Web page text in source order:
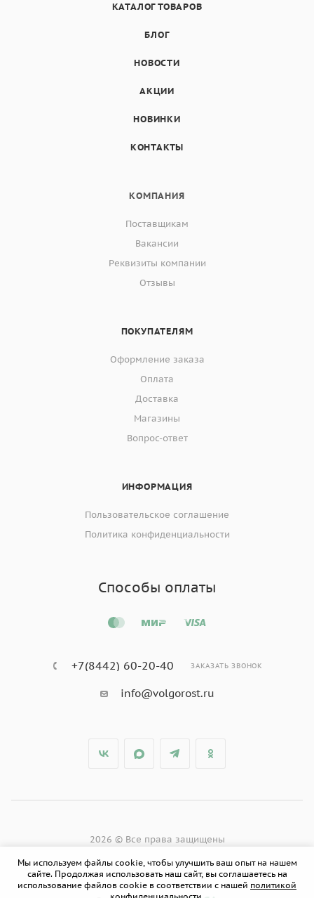
КАТАЛОГ ТОВАРОВ
БЛОГ
НОВОСТИ
АКЦИИ
НОВИНКИ
КОНТАКТЫ
КОМПАНИЯ
Поставщикам
Вакансии
Реквизиты компании
Отзывы
ПОКУПАТЕЛЯМ
Оформление заказа
Оплата
Доставка
Магазины
Вопрос-ответ
ИНФОРМАЦИЯ
Пользовательское соглашение
Политика конфиденциальности
Способы оплаты
+7(8442) 60-20-40 ЗАКАЗАТЬ ЗВОНОК
info@volgorost.ru
2026 © Все права защищены
Мы используем файлы cookie, чтобы улучшить ваш опыт на нашем
сайте. Продолжая использовать наш сайт, вы соглашаетесь на
использование файлов cookie в соответствии с нашей политикой